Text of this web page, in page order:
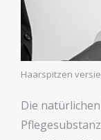
Haarspitzen
Die